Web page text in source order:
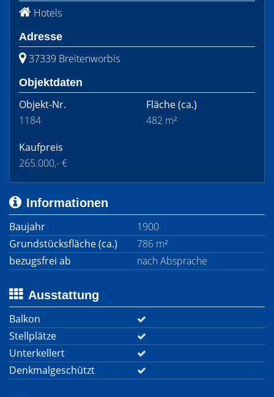
Hotels
Adresse
37339 Breitenworbis
Objektdaten
Objekt-Nr.
1184
Fläche(ca.)
482 m²
Kaufpreis
265.000,- €
Informationen
Baujahr
1900
Grundstücksfläche (ca.)
786 m²
bezugsfrei ab
nach Absprache
Ausstattung
Balkon
Stellplätze
Unterkellert
Denkmalgeschützt